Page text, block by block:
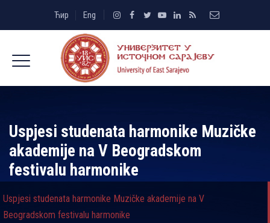
Ћир Eng
Uspjesi studenata harmonike Muzičke
akademije na V Beogradskom
festivalu harmonike
Uspjesi studenata harmonike Muzičke akademije na V
Beogradskom festivalu harmonike